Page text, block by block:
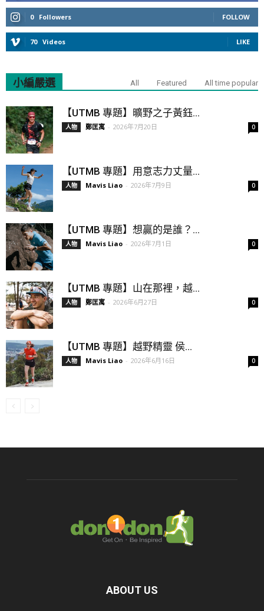
0 Followers FOLLOW
70 Videos LIKE
小編嚴選 All Featured All time popular
【UTMB 專題】曠野之子黃鈺...
人物 鄭匡寓 - 2026年7月20日 0
【UTMB 專題】用意志力丈量...
人物 Mavis Liao - 2026年7月9日 0
【UTMB 專題】想贏的是誰？...
人物 Mavis Liao - 2026年7月1日 0
【UTMB 專題】山在那裡，越...
人物 鄭匡寓 - 2026年6月27日 0
【UTMB 專題】越野精靈 侯...
人物 Mavis Liao - 2026年6月16日 0
ABOUT US